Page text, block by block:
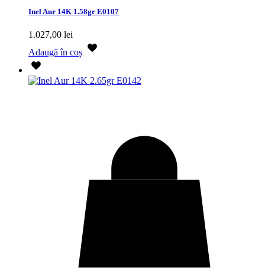
Inel Aur 14K 1.58gr E0107
1.027,00 lei
Adaugă în coș